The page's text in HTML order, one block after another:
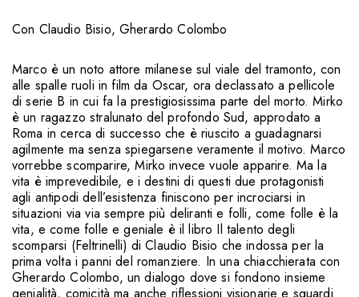
Con Claudio Bisio,Gherardo Colombo
Marco è un noto attore milanese sul viale del tramonto, con
alle spalle ruoli in film da Oscar, ora declassato a pellicole
di serie B in cui fa la prestigiosissima parte del morto. Mirko
è un ragazzo stralunato del profondo Sud, approdato a
Roma in cerca di successo che è riuscito a guadagnarsi
agilmente ma senza spiegarsene veramente il motivo. Marco
vorrebbe scomparire, Mirko invece vuole apparire. Ma la
vita è imprevedibile, e i destini di questi due protagonisti
agli antipodi dell’esistenza finiscono per incrociarsi in
situazioni via via sempre più deliranti e folli, come folle è la
vita, e come folle e geniale è il libro Il talento degli
scomparsi (Feltrinelli) di Claudio Bisio che indossa per la
prima volta i panni del romanziere. In una chiacchierata con
Gherardo Colombo, un dialogo dove si fondono insieme